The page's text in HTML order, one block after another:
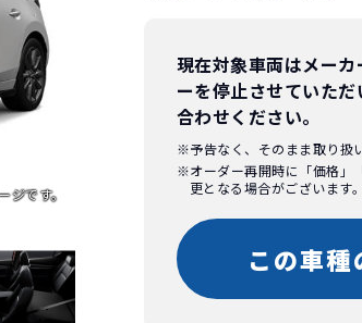
現在対象車両はメー
ーを停止させていた
合わせください。
※予告なく、そのまま取り扱
※オーダー再開時に「価格」
更となる場合がございます。
この車